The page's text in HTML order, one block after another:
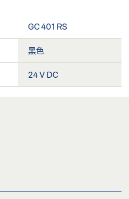
GC 401 RS
黑色
24 V DC